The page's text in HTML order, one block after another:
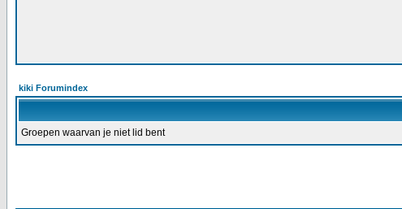
kiki Forumindex
Groepen waarvan je niet lid bent